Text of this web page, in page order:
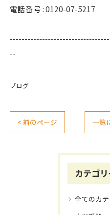
電話番号 : 0120-07-5217
--
ブログ
< 前のページ 一覧
カテゴリ
全てのカ